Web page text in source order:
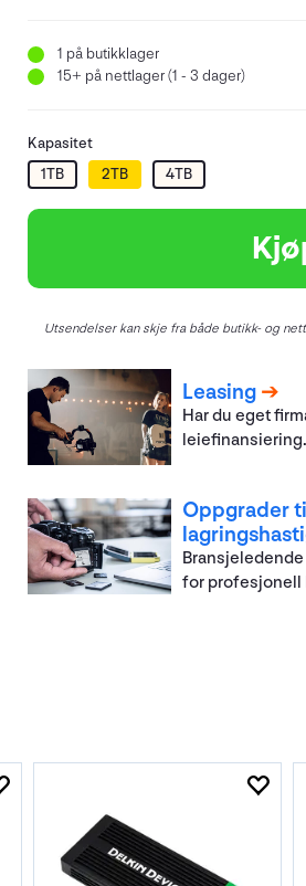
1 på butikklager
15+ på nettlager (1 - 3 dager)
Kapasitet
1TB
2TB 4TB
Utsendelser kan skje fra både butikk- og
Leasing
Har du eget
leiefinansiering.
Oppgrader
for profesjonell